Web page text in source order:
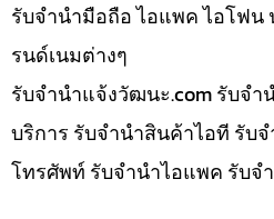
รับจำนำมือถือ ไอแพค ไอโฟน
รนด์เนมต่างๆ
รับจํานําแจ้งวัฒนะ.com รับจำ
บริการ รับจำนำสินค้าไอที รับ
โทรศัพท์ รับจำนำไอแพค รับจำ